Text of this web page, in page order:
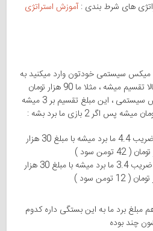
های شرط بندی :آموزش استراتژی
سیستمی خودتون وارد میکنید به
صورت مساوی روی 3 میکس بالا تقسیم میشه ، مثلا ما 90 هزار تومان
اگر شرط ببندیم روی این میکس سیستمی ، این مبلغ تقسیم بر 3 میشه
در بهترین حالت میکس ضریب 4.4 ما برد میشه با مبلغ 30 هزار
در کمترین حالت میکس ضریب 3.4 ما برد میشه با مبلغ 30 هزار
برد 2 بازی هم مبلغ برد ما به این بستگی داره کدوم
چند بوده